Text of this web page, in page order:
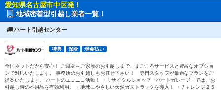
愛知県名古屋市中区発！
地域密着型引越し業者一覧！
ハート引越センター
特典 保険 現金払い
全国ネットだから安心！ ご単身～ご家族のお引越しまで、まごころサービスと豊富なオプショ
ンで対応いたします。 事務所のお引越しもお任せ下さい！ 専門スタッフが最適なプランをご
提案いたします。 ハートのエコニコ活動！ ・リサイクルショップ「ハートガレージ」では、お
引越し時の不用品を有効利用。 ・地球にやさしい天然ガストラックを導入！ ・チャレンジ２５